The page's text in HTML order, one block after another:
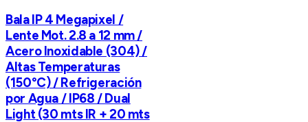
Bala IP 4 Megapixel /
Lente Mot. 2.8 a 12 mm /
Acero Inoxidable (304) /
Altas Temperaturas
(150°C) / Refrigeración
por Agua / IP68 / Dual
Light (30 mts IR + 20 mts